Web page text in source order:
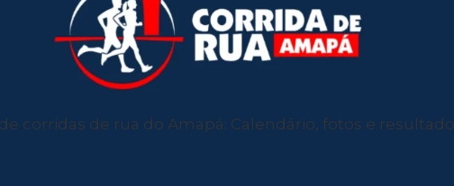
corridas de rua do Amapá: Calendário, fotos e